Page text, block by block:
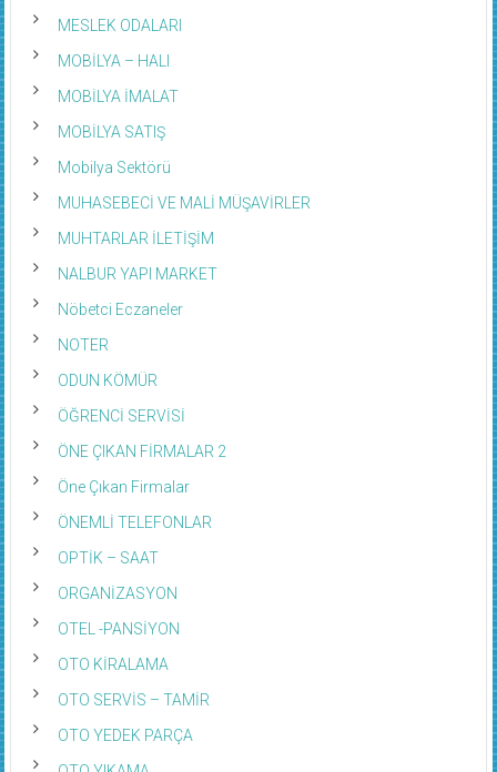
MESLEK ODALARI
MOBİLYA – HALI
MOBİLYA İMALAT
MOBİLYA SATIŞ
Mobilya Sektörü
MUHASEBECİ VE MALİ MÜŞAVİRLER
MUHTARLAR İLETİŞİM
NALBUR YAPI MARKET
Nöbetci Eczaneler
NOTER
ODUN KÖMÜR
ÖĞRENCİ SERVİSİ
ÖNE ÇIKAN FİRMALAR 2
Öne Çıkan Firmalar
ÖNEMLİ TELEFONLAR
OPTİK – SAAT
ORGANİZASYON
OTEL -PANSİYON
OTO KİRALAMA
OTO SERVİS – TAMİR
OTO YEDEK PARÇA